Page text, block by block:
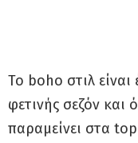
Το boho στιλ
φετινής σεζόν και
παραμείνει στα